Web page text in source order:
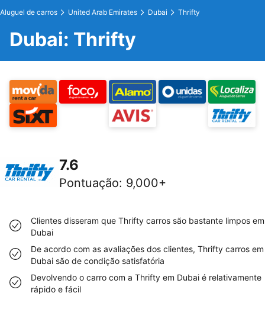
Aluguel de carros United Arab Emirates Dubai Thrifty
Dubai: Thrifty
7.6
Pontuação: 9,000+
Clientes disseram que Thrifty carros são bastante limpos em
Dubai
De acordo com as avaliações dos clientes, Thrifty carros em
Dubai são de condição satisfatória
Devolvendo o carro com a Thrifty em Dubai é relativamente
rápido e fácil